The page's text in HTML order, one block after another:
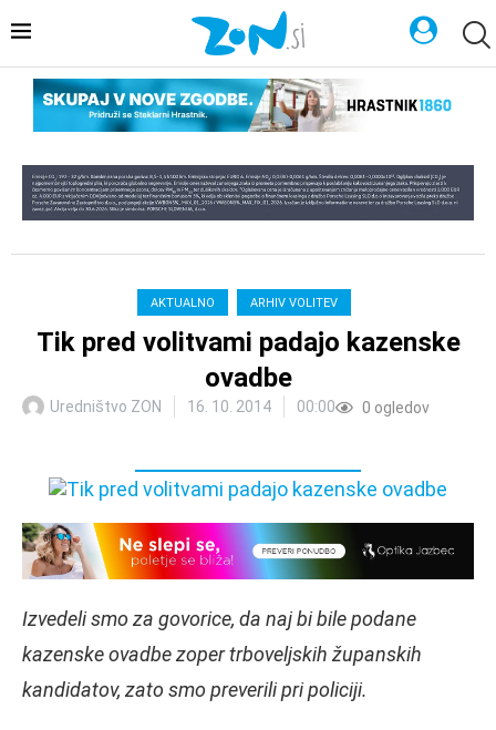
AKTUALNO ARHIV VOLITEV
Tik pred volitvami padajo kazenske
ovadbe
Uredništvo ZON 16. 10. 2014 00:00 0 ogledov
Izvedeli smo za govorice, da naj bi bile podane
kazenske ovadbe zoper trboveljskih županskih
kandidatov, zato smo preverili pri policiji.